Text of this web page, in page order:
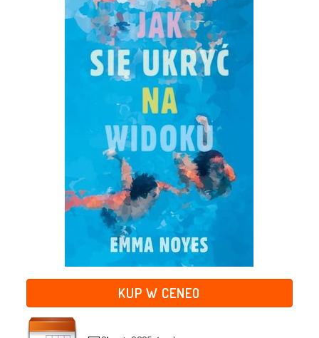
KUP W CENEO